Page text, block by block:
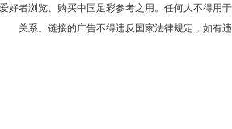
好者浏览、购买中国足彩参考之用。任何人不得用
关系。链接的广告不得违反国家法律规定，如有